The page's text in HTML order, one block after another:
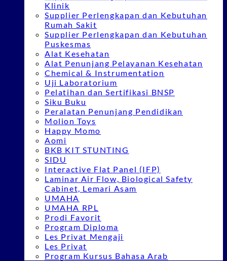
Klinik
Supplier Perlengkapan dan Kebutuhan
Rumah Sakit
Supplier Perlengkapan dan Kebutuhan
Puskesmas
Alat Kesehatan
Alat Penunjang Pelayanan Kesehatan
Chemical & Instrumentation
Uji Laboratorium
Pelatihan dan Sertifikasi BNSP
Siku Buku
Peralatan Penunjang Pendidikan
Molion Toys
Happy Momo
Aomi
BKB KIT STUNTING
SIDU
Interactive Flat Panel (IFP)
Laminar Air Flow, Biological Safety
Cabinet, Lemari Asam
UMAHA
UMAHA RPL
Prodi Favorit
Program Diploma
Les Privat Mengaji
Les Privat
Program Kursus Bahasa Arab